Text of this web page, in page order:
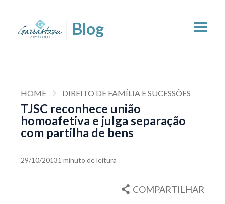
HOME DIREITO DE FAMÍLIA E SUCESSÕES
TJSC reconhece união
homoafetiva e julga separação
com partilha de bens
29/10/20131 minuto de leitura
COMPARTILHAR